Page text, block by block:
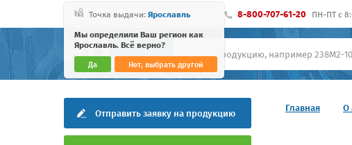
Точка выдачи: Ярославль
Мы определили Ваш регион как
Ярославль. Всё верно?
Да Нет, выбрать другой
8-800-707-61-20 ПН-ПТ c
Главная О
Отправить заявку на продукцию